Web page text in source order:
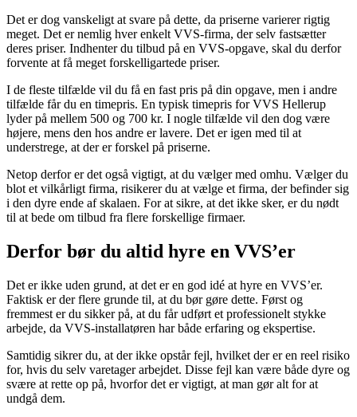
Det er dog vanskeligt at svare på dette, da priserne varierer rigtig
meget. Det er nemlig hver enkelt VVS-firma, der selv fastsætter
deres priser. Indhenter du tilbud på en VVS-opgave, skal du derfor
forvente at få meget forskelligartede priser.
I de fleste tilfælde vil du få en fast pris på din opgave, men i andre
tilfælde får du en timepris. En typisk timepris for VVS Hellerup
lyder på mellem 500 og 700 kr. I nogle tilfælde vil den dog være
højere, mens den hos andre er lavere. Det er igen med til at
understrege, at der er forskel på priserne.
Netop derfor er det også vigtigt, at du vælger med omhu. Vælger du
blot et vilkårligt firma, risikerer du at vælge et firma, der befinder sig
i den dyre ende af skalaen. For at sikre, at det ikke sker, er du nødt
til at bede om tilbud fra flere forskellige firmaer.
Derfor bør du altid hyre en VVS’er
Det er ikke uden grund, at det er en god idé at hyre en VVS’er.
Faktisk er der flere grunde til, at du bør gøre dette. Først og
fremmest er du sikker på, at du får udført et professionelt stykke
arbejde, da VVS-installatøren har både erfaring og ekspertise.
Samtidig sikrer du, at der ikke opstår fejl, hvilket der er en reel risiko
for, hvis du selv varetager arbejdet. Disse fejl kan være både dyre og
svære at rette op på, hvorfor det er vigtigt, at man gør alt for at
undgå dem.